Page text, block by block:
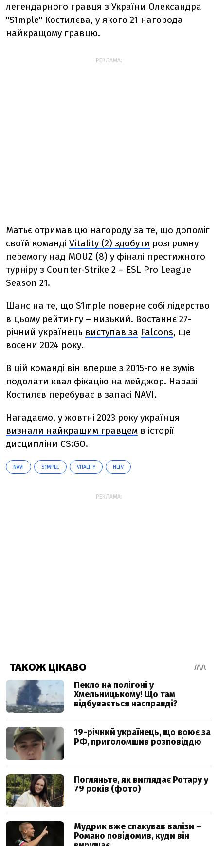
легендарного гравця з України Олександра
"S1mple" Костилєва, у якого 21 нагорода
найкращому гравцю.
РЕКЛАМА:
Матьє отримав цю нагороду за те, що допоміг
своїй команді Vitality (2) здобути розгромну
перемогу над MOUZ (8) у фіналі престижного
турніру з Counter-Strike 2 – ESL Pro League
Season 21.
Шанс на те, що S1mple поверне собі лідерство
в цьому рейтингу – низький. Востаннє 27-
річний українець виступав за Falcons, ще
восени 2024 року.
В цій команді він вперше з 2015-го не зумів
подолати кваліфікацію на мейджор. Наразі
Костилєв перебуває в запасі NAVI.
Нагадаємо, у жовтні 2023 року українця
визнали найкращим гравцем в історії
дисципліни CS:GO.
NAVI S1MPLE VITALITY HLTV
РЕКЛАМА: